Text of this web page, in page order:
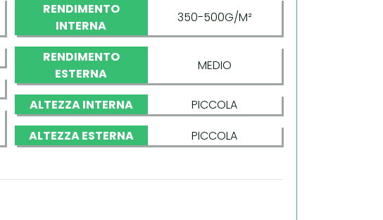
RENDIMENTO
INTERNA
350-500G/M²
RENDIMENTO
ESTERNA
MEDIO
ALTEZZA INTERNA
PICCOLA
ALTEZZA ESTERNA
PICCOLA